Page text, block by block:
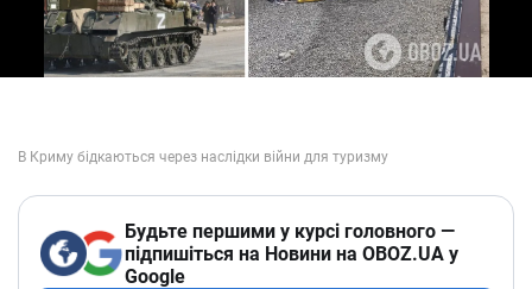
Будьте першими у курсі головного —
підпишіться на Новини на OBOZ.UA у
Google